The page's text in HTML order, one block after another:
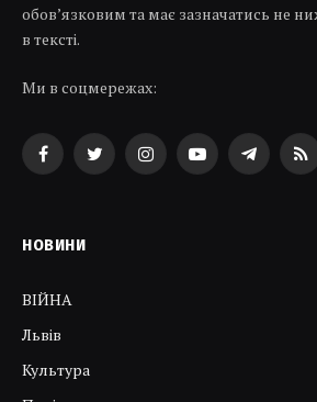
обов’язковим та має зазначатись не
в тексті.
Ми в соцмережах:
FacebookTwitterInstagramYouTubeTelegram
НОВИНИ
ВІЙНА
Львів
Культура